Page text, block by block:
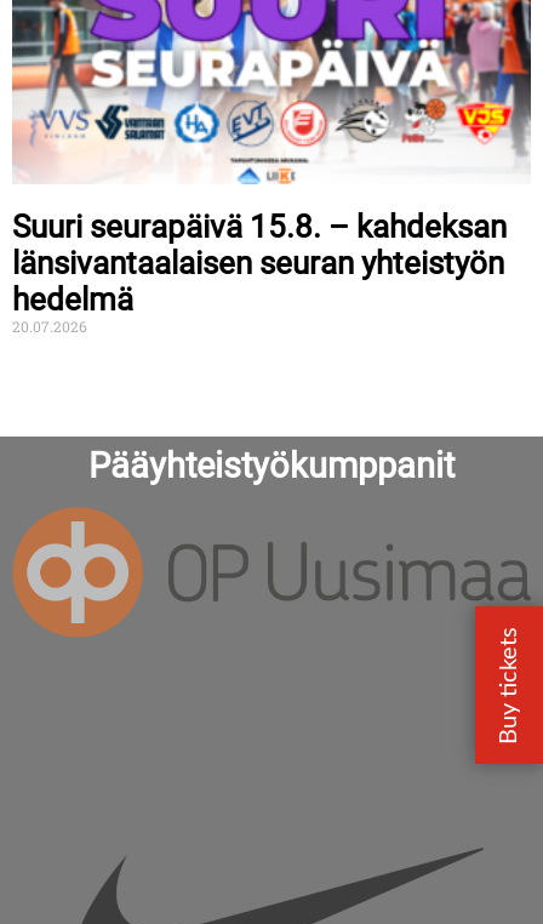
Suuri seurapäivä 15.8. – kahdeksan
länsivantaalaisen seuran yhteistyön
hedelmä
20.07.2026
Pääyhteistyökumppanit